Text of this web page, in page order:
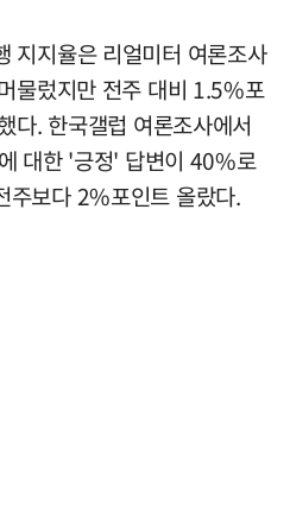
지지율은 리얼미터 여론조사
물렀지만 전주 대비 1.5%포
다. 한국갤럽 여론조사에서
대한 '긍정' 답변이 40%로
주보다 2%포인트 올랐다.